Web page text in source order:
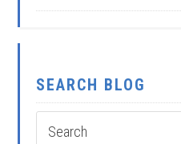
SEARCH BLOG